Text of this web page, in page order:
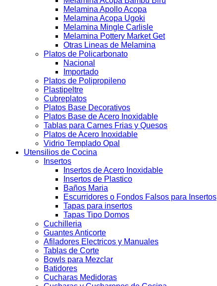
Melamina Apollo Acopa
Melamina Acopa Ugoki
Melamina Mingle Carlisle
Melamina Pottery Market Get
Otras Lineas de Melamina
Platos de Policarbonato
Nacional
Importado
Platos de Polipropileno
Plastipeltre
Cubreplatos
Platos Base Decorativos
Platos Base de Acero Inoxidable
Tablas para Carnes Frias y Quesos
Platos de Acero Inoxidable
Vidrio Templado Opal
Utensilios de Cocina
Insertos
Insertos de Acero Inoxidable
Insertos de Plastico
Baños Maria
Escurridores o Fondos Falsos para Insertos
Tapas para insertos
Tapas Tipo Domos
Cuchilleria
Guantes Anticorte
Afiladores Electricos y Manuales
Tablas de Corte
Bowls para Mezclar
Batidores
Cucharas Medidoras